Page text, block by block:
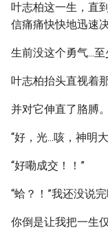
叶志柏这一生，直
信痛痛快快地迅速
生前没这个勇气...
叶志柏抬头直视着
并对它伸直了胳膊。
“好，光...咳，神明
“好嘞成交！！”
“蛤？！”我还没说完
你倒是让我把一生